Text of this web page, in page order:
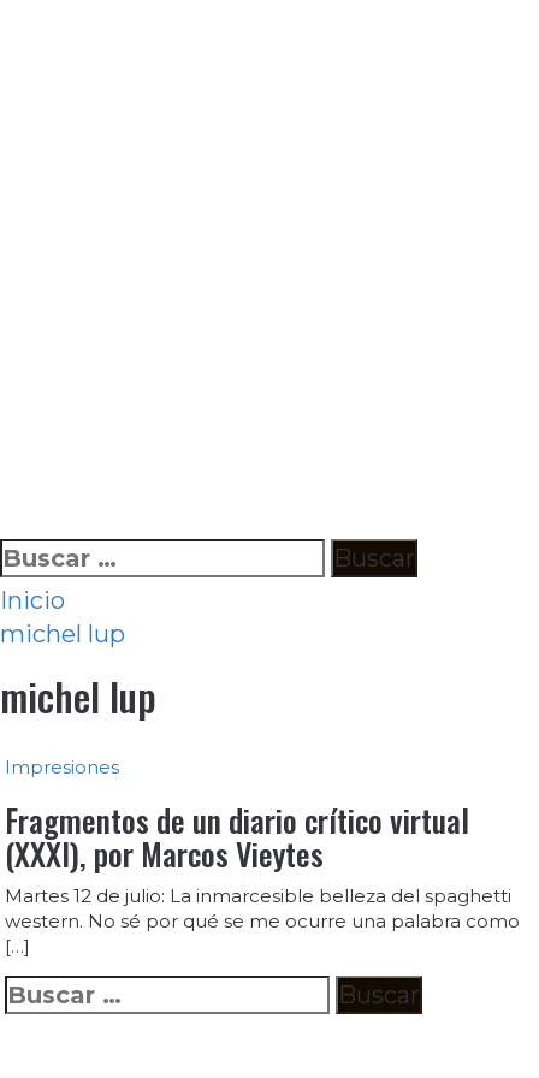
Ir
al
contenido
Buscar:
Inicio
michel lup
michel lup
Impresiones
Fragmentos de un diario crítico virtual
(XXXI), por Marcos Vieytes
Martes 12 de julio: La inmarcesible belleza del spaghetti
western. No sé por qué se me ocurre una palabra como
[…]
Buscar: